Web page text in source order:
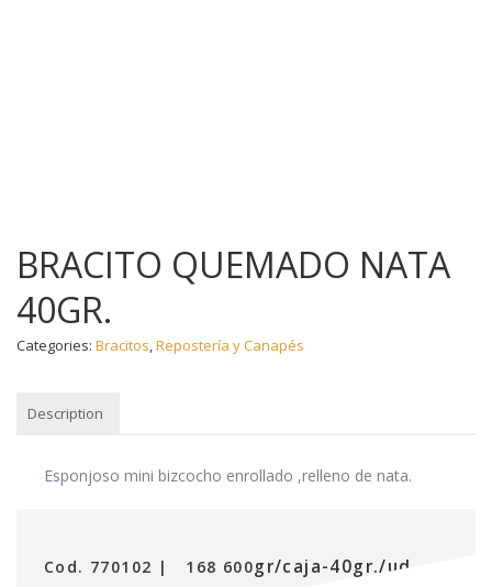
BRACITO QUEMADO NATA
40GR.
Categories: Bracitos,Repostería y Canapés
Description
DESCRIPTION
Esponjoso mini bizcocho enrollado ,relleno de nata.
Cod. 770102 | 168 600gr/caja-40gr./ud.